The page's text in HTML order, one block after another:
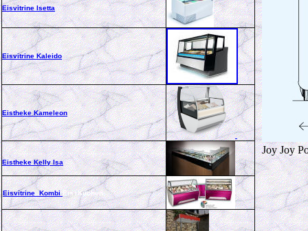
Eisvitrine Isetta
Eisvitrine Kaleido
Eistheke Kameleon
EisthekeKelly Isa
Eisvitrine KombiEis+Kuchen
Joy Joy